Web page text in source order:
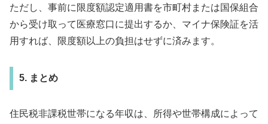
ただし、事前に限度額認定適用書を市町村または国保組合
から受け取って医療窓口に提出するか、マイナ保険証を活
用すれば、限度額以上の負担はせずに済みます。
5. まとめ
住民税非課税世帯になる年収は、所得や世帯構成によって